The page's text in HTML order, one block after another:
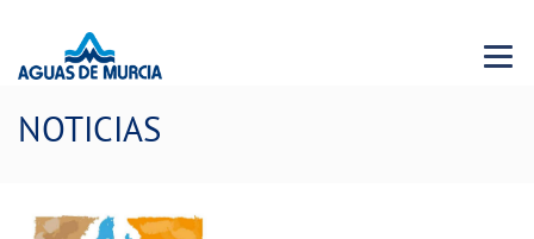
Menu
NOTICIAS